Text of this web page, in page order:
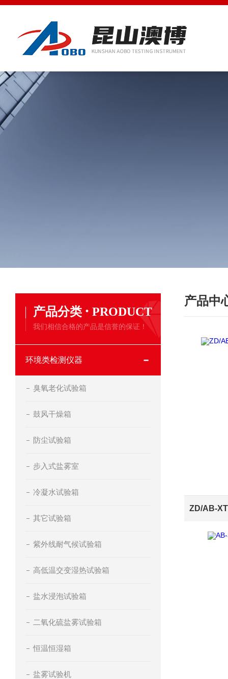
产品分类 · PRODUCT
我们相信合格的产品是信誉的保证！
环境类检测仪器
臭氧老化试验箱
鼓风干燥箱
防尘试验箱
步入式盐雾室
冷凝水试验箱
其它试验箱
紫外线耐气候试验箱
高低温交变湿热试验箱
盐水浸泡试验箱
二氧化硫盐雾试验箱
恒温恒湿箱
盐雾试验机
产品中